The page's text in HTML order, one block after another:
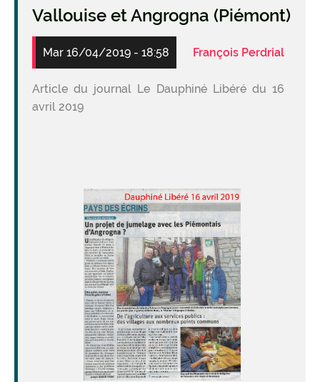
Vallouise et Angrogna (Piémont)
Mar 16/04/2019 - 18:58 François Perdrial
Article du journal Le Dauphiné Libéré du 16
avril 2019
Image